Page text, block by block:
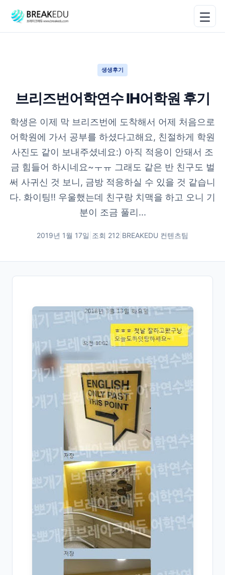
생생후기
브리즈번어학연수 IH어학원 후기
학생은 이제 막 브리즈번에 도착해서 어제 처음으로
어학원에 가서 공부를 하셨다고해요, 친절하게 학원
사진도 같이 보내주셨네요:) 아직 적응이 안돼서 조
금 힘들어 하시네요~ㅜㅠ 그래도 같은 반 친구도 벌
써 사귀신 것 보니, 금방 적응하실 수 있을 것 같습니
다. 화이팅!! 우울했는데 친구랑 치맥을 하고 오니 기
분이 조금 풀리...
2019년 1월 17일 조회 212 BREAKEDU 컨텐츠팀